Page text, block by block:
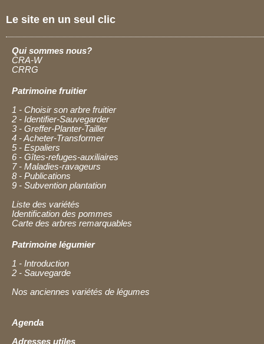
Le site en un seul clic
Qui sommes nous?
CRA-W
CRRG
Patrimoine fruitier
1 - Choisir son arbre fruitier
2 - Identifier-Sauvegarder
3 - Greffer-Planter-Tailler
4 - Acheter-Transformer
5 - Espaliers
6 - Gîtes-refuges-auxiliaires
7 - Maladies-ravageurs
8 - Publications
9 - Subvention plantation
Liste des variétés
Identification des pommes
Carte des arbres remarquables
Patrimoine légumier
1 - Introduction
2 - Sauvegarde
Nos anciennes variétés de légumes
Agenda
Adresses utiles